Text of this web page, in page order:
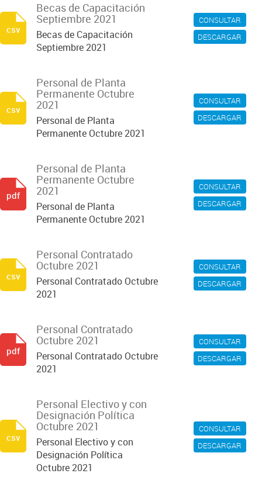
CONSULTAR
DESCARGAR
Becas de Capacitación
Septiembre 2021
Becas de Capacitación
Septiembre 2021
csv
CONSULTAR
DESCARGAR
Personal de Planta
Permanente Octubre
2021
Personal de Planta
Permanente Octubre 2021
csv
CONSULTAR
DESCARGAR
Personal de Planta
Permanente Octubre
2021
Personal de Planta
Permanente Octubre 2021
pdf
CONSULTAR
DESCARGAR
Personal Contratado
Octubre 2021
Personal Contratado Octubre
2021
csv
CONSULTAR
DESCARGAR
Personal Contratado
Octubre 2021
Personal Contratado Octubre
2021
pdf
CONSULTAR
DESCARGAR
Personal Electivo y con
Designación Política
Octubre 2021
Personal Electivo y con
Designación Política
Octubre 2021
csv